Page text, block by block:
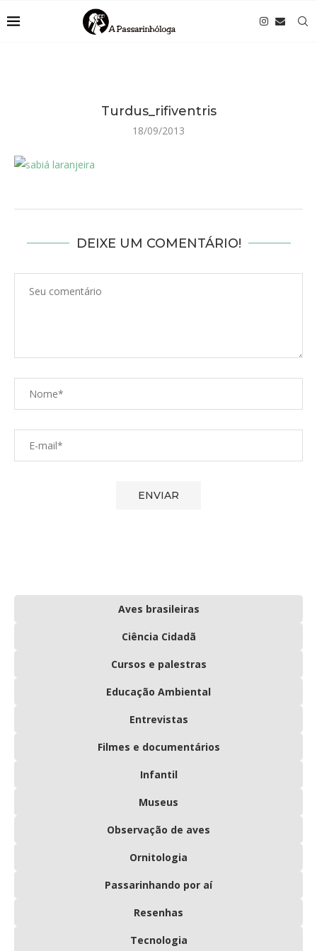
Turdus_rifiventris
18/09/2013
DEIXE UM COMENTÁRIO!
Aves brasileiras
Ciência Cidadã
Cursos e palestras
Educação Ambiental
Entrevistas
Filmes e documentários
Infantil
Museus
Observação de aves
Ornitologia
Passarinhando por aí
Resenhas
Tecnologia